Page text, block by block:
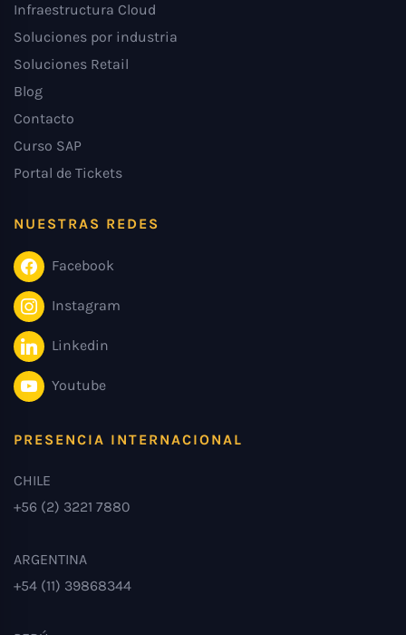
Infraestructura Cloud
Soluciones por industria
Soluciones Retail
Blog
Contacto
Curso SAP
Portal de Tickets
NUESTRAS REDES
Facebook
Instagram
Linkedin
Youtube
PRESENCIA INTERNACIONAL
CHILE
+56 (2) 3221 7880
ARGENTINA
+54 (11) 39868344